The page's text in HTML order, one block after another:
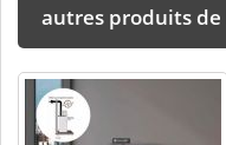
autres produits de